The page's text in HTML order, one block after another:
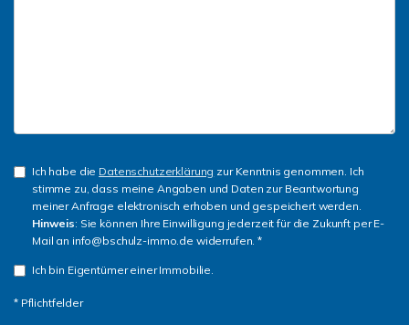
Ich habe die Datenschutzerklärung zur Kenntnis genommen. Ich
stimme zu, dass meine Angaben und Daten zur Beantwortung
meiner Anfrage elektronisch erhoben und gespeichert werden.
Hinweis: Sie können Ihre Einwilligung jederzeit für die Zukunft per E-
Mail an info@bschulz-immo.de widerrufen. *
Ich bin Eigentümer einer Immobilie.
* Pflichtfelder